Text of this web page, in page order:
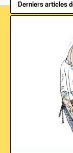
Derniers articles